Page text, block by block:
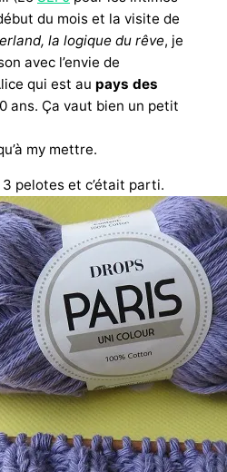
du mois et la visite de
la logique du rêve, je
avec l’envie de
qui est au pays des
ans. Ça vaut bien un petit
my mettre.
3 pelotes et c’était parti.